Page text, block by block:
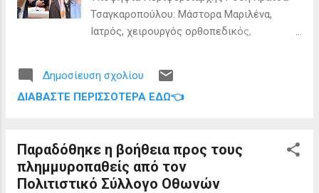
υπηρεσία, ο Τζέιμς Κατέχης ήταν μηχανικός
στην Thiokol Chemical Corporation, όπου
συμμετείχε στον σχεδιασμό και τη
κατευθυνόμενων πυραύλων αέρος-αέρος,
κινητήρων πυραύλων SAFEDUARD και
1971, ο Κατέχης εργάστηκε στη
Στρατιωτική Διοίκηση ...
Τσαγκαροπούλου: Μάστορα Μαριλένα,
Ιατρός, χειρουργός ορθοπεδικός,
Περιφερειάρχης Θεόδωρος Γαλιατσάτος:
Μάνεσης Κυριάκος, δημοσιογράφος
Μπαλού: Ουδείς/Ουδεμία 4)Ιόνια Εποχή
Υποψήφιος Περιφερειάρχης Γιάννης
Τρεπεκλής: Αργυρός Σπύρος, πρ.
Δημοσίευση σχολίου
ΔΙΑΒΆΣΤΕ ΠΕΡΙΣΣΌΤΕΡΑ ΕΔΏ👈
Παραδόθηκε η βοήθεια προς τους
πλημμυροπαθείς από τον
Πολιτιστικό Σύλλογο Οθωνών